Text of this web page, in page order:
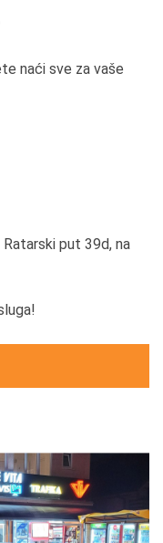
naći sve za vaše
put 39d, na